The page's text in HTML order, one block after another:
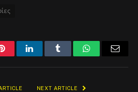
PinterestLinkedInTumblr WhatsApp
NEXT ARTICLE